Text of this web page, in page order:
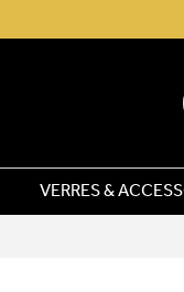
VERRES &